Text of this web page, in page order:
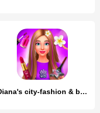
Diana's city-fashion & beauty